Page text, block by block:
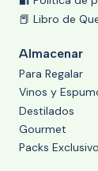
📕 Libro de
Almacenar
Para Regalar
Vinos y
Destilados
Gourmet
Packs